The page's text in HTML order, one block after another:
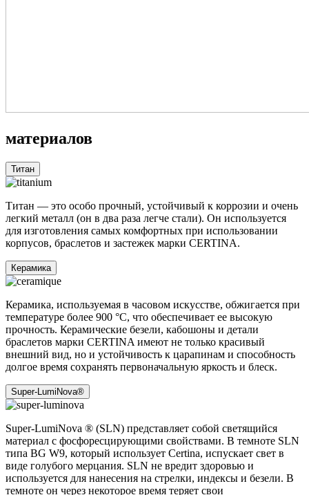
материалов
Титан
Титан ― это особо прочный, устойчивый к коррозии и очень
легкий металл (он в два раза легче стали). Он используется
для изготовления самых комфортных при использовании
корпусов, браслетов и застежек марки CERTINA.
Керамика
Керамика, используемая в часовом искусстве, обжигается при
температуре более 900 °C, что обеспечивает ее высокую
прочность. Керамические безели, кабошоны и детали
браслетов марки CERTINA имеют не только красивый
внешний вид, но и устойчивость к царапинам и способность
долгое время сохранять первоначальную яркость и блеск.
Super-LumiNova®
Super-LumiNova ® (SLN) представляет собой cветящийся
материал с фосфоресцирующими свойствами. В темноте SLN
типа BG W9, который использует Certina, испускает свет в
виде голубого мерцания. SLN не вредит здоровью и
используется для нанесения на стрелки, индексы и безели. В
темноте он через некоторое время теряет свои